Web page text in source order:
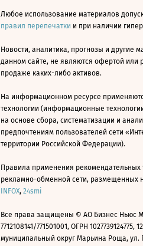
Любое использование материалов
правил перепечатки и при наличии
Новости, аналитика, прогнозы и другие
данном сайте, не являются офертой или
продаже каких-либо активов.
На информационном ресурсе
технологии (информационные
на основе сбора, систематизации и
предпочтениям пользователей сети
территории Российской Федерации).
Правила применения рекомендательных
рекламно-обменной сети, размещенных
INFOX, 24smi
Все права защищены © АО Бизнес Ньюс
7712108141/771501001, ОГРН 1027739124775,
муниципальный округ Марьина Роща, ул.